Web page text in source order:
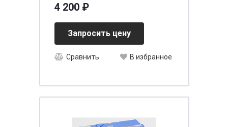
4 200 ₽
Запросить цену
Сравнить В избранное